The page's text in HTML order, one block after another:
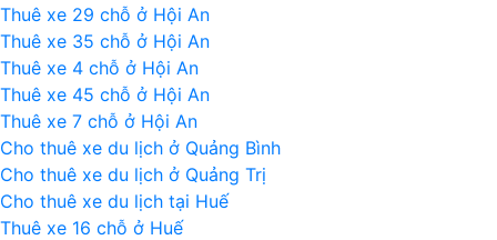
Thuê xe 29 chỗ ở Hội An
Thuê xe 35 chỗ ở Hội An
Thuê xe 4 chỗ ở Hội An
Thuê xe 45 chỗ ở Hội An
Thuê xe 7 chỗ ở Hội An
Cho thuê xe du lịch ở Quảng Bình
Cho thuê xe du lịch ở Quảng Trị
Cho thuê xe du lịch tại Huế
Thuê xe 16 chỗ ở Huế